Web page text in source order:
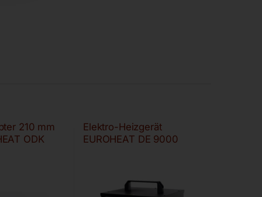
210 mm
ODK
Elektro-Heizgerät
EUROHEAT DE 9000